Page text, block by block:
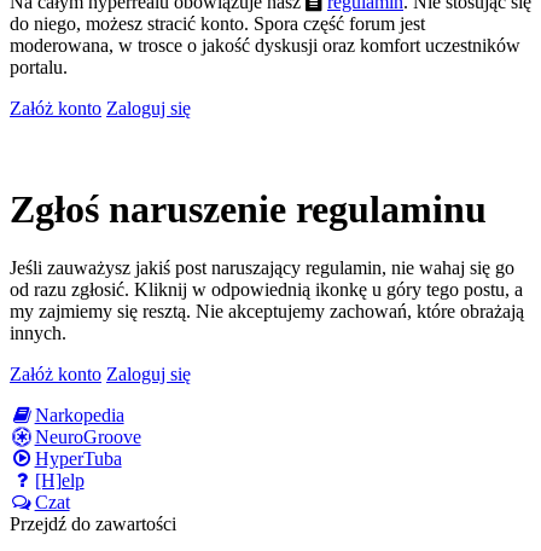
do niego, możesz stracić konto. Spora część forum jest
moderowana, w trosce o jakość dyskusji oraz komfort uczestników
portalu.
Załóż konto Zaloguj się
Zgłoś naruszenie regulaminu
Jeśli zauważysz jakiś post naruszający regulamin, nie wahaj się go
od razu zgłosić. Kliknij w odpowiednią ikonkę u góry tego postu, a
my zajmiemy się resztą. Nie akceptujemy zachowań, które obrażają
innych.
Załóż konto Zaloguj się
Narkopedia
NeuroGroove
HyperTuba
[H]elp
Czat
Przejdź do zawartości